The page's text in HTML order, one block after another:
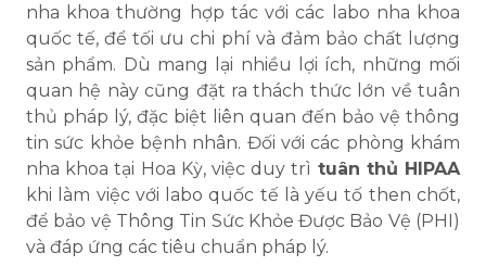
nha khoa thường hợp tác với các labo nha khoa
quốc tế, để tối ưu chi phí và đảm bảo chất lượng
sản phẩm. Dù mang lại nhiều lợi ích, những mối
quan hệ này cũng đặt ra thách thức lớn về tuân
thủ pháp lý, đặc biệt liên quan đến bảo vệ thông
tin sức khỏe bệnh nhân. Đối với các phòng khám
nha khoa tại Hoa Kỳ, việc duy trì tuân thủ HIPAA
khi làm việc với labo quốc tế là yếu tố then chốt,
để bảo vệ Thông Tin Sức Khỏe Được Bảo Vệ (PHI)
và đáp ứng các tiêu chuẩn pháp lý.